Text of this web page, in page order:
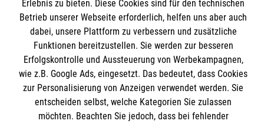
Spenden und Helfen
Angebote und Leistungen
Unsere Kurse
Mitarbeiten
Wir Malteser
Informationen
Downloads
Datenschutz
Malteser online
Erlebnis zu bieten. Diese Cookies sind für den technischen
Betrieb unserer Webseite erforderlich, helfen uns aber auch
dabei, unsere Plattform zu verbessern und zusätzliche
Funktionen bereitzustellen. Sie werden zur besseren
Erfolgskontrolle und Aussteuerung von Werbekampagnen,
wie z.B. Google Ads, eingesetzt. Das bedeutet, dass Cookies
zur Personalisierung von Anzeigen verwendet werden. Sie
entscheiden selbst, welche Kategorien Sie zulassen
möchten. Beachten Sie jedoch, dass bei fehlender